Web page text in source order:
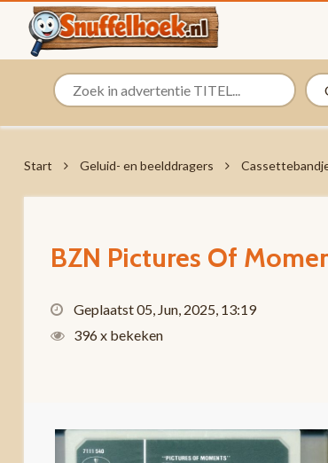
Start Geluid- en beelddragers
BZN Pictures Of
Geplaatst 05, Jun, 2025, 13:19
396 x bekeken